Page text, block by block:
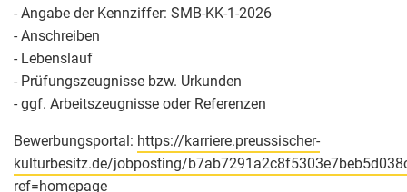
- Angabe der Kennziffer: SMB-KK-1-2026
- Anschreiben
- Lebenslauf
- Prüfungszeugnisse bzw. Urkunden
- ggf. Arbeitszeugnisse oder Referenzen
Bewerbungsportal: https://karriere.preussischer-
kulturbesitz.de/jobposting/
ref=homepage